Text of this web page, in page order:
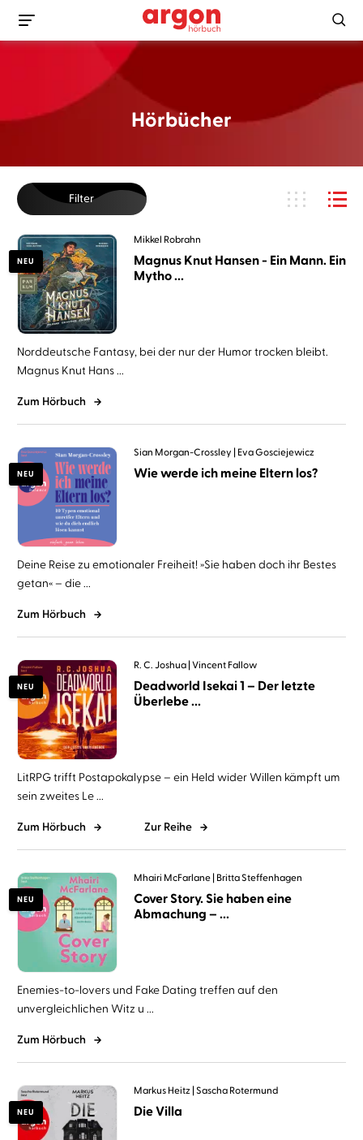
Hörbücher
Filter
NEU
Mikkel Robrahn
Magnus Knut Hansen - Ein Mann. Ein
Mytho ...
Norddeutsche Fantasy, bei der nur der Humor trocken bleibt.
Magnus Knut Hans ...
Zum Hörbuch
NEU
Sian Morgan-Crossley Eva Gosciejewicz
Wie werde ich meine Eltern los?
Deine Reise zu emotionaler Freiheit! »Sie haben doch ihr Bestes
getan« – die ...
Zum Hörbuch
NEU
R. C. Joshua Vincent Fallow
Deadworld Isekai 1 – Der letzte
Überlebe ...
LitRPG trifft Postapokalypse – ein Held wider Willen kämpft um
sein zweites Le ...
Zum Hörbuch Zur Reihe
NEU
Mhairi McFarlane Britta Steffenhagen
Cover Story. Sie haben eine
Abmachung – ...
Enemies-to-lovers und Fake Dating treffen auf den
unvergleichlichen Witz u ...
Zum Hörbuch
NEU
Markus Heitz Sascha Rotermund
Die Villa